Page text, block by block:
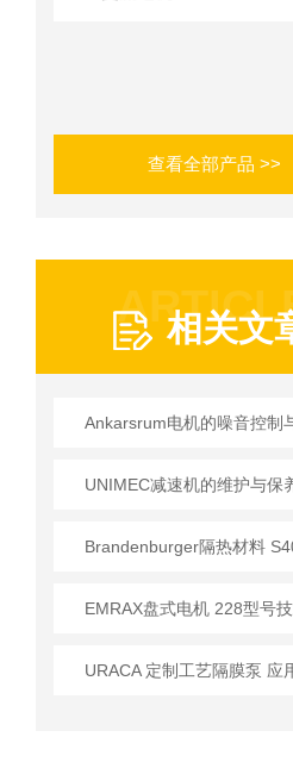
查看全部产品 >>
相关文
Ankarsrum电机的噪音控制
URACA 定制工艺隔膜泵 应